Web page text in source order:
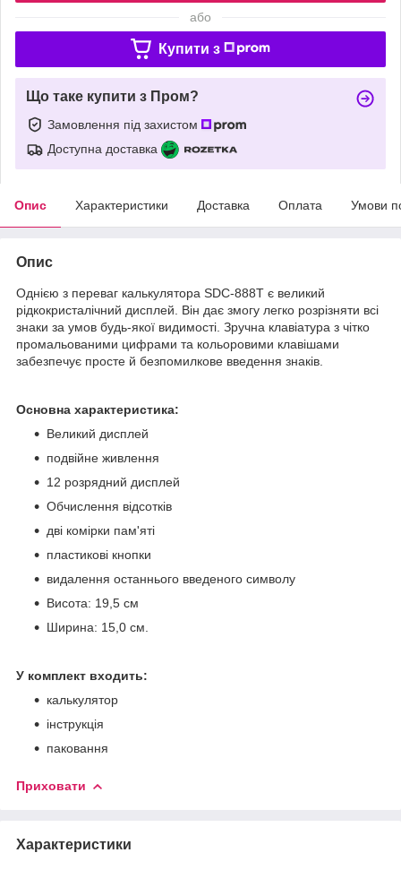
або
Купити з
Що таке купити з Пром?
Замовлення під захистом
Доступна доставка
Опис Характеристики Доставка Оплата Умови
Опис
Однією з переваг калькулятора SDC-888T є великий
рідкокристалічний дисплей. Він дає змогу легко розрізняти всі
знаки за умов будь-якої видимості. Зручна клавіатура з чітко
промальованими цифрами та кольоровими клавішами
забезпечує просте й безпомилкове введення знаків.
Основна характеристика:
Великий дисплей
подвійне живлення
12 розрядний дисплей
Обчислення відсотків
дві комірки пам'яті
пластикові кнопки
видалення останнього введеного символу
Висота: 19,5 см
Ширина: 15,0 см.
У комплект входить:
калькулятор
інструкція
паковання
Приховати
Характеристики